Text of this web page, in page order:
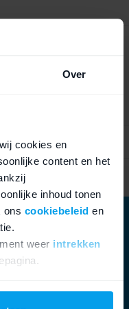
Over
cookies en
content en het
inhoud tonen
ons cookiebeleid en
weer intrekken
die uw gegevens
| Dynamic AMOLED 2X | 120Hz